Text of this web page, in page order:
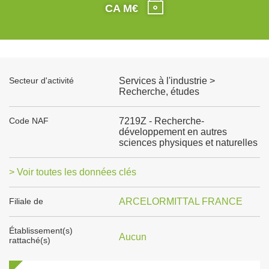
CA M€
Secteur d'activité
Services à l'industrie >
Recherche, études
Code NAF
7219Z - Recherche-
développement en autres
sciences physiques et naturelles
> Voir toutes les données clés
Filiale de ARCELORMITTAL FRANCE
Établissement(s)
rattaché(s)
Aucun